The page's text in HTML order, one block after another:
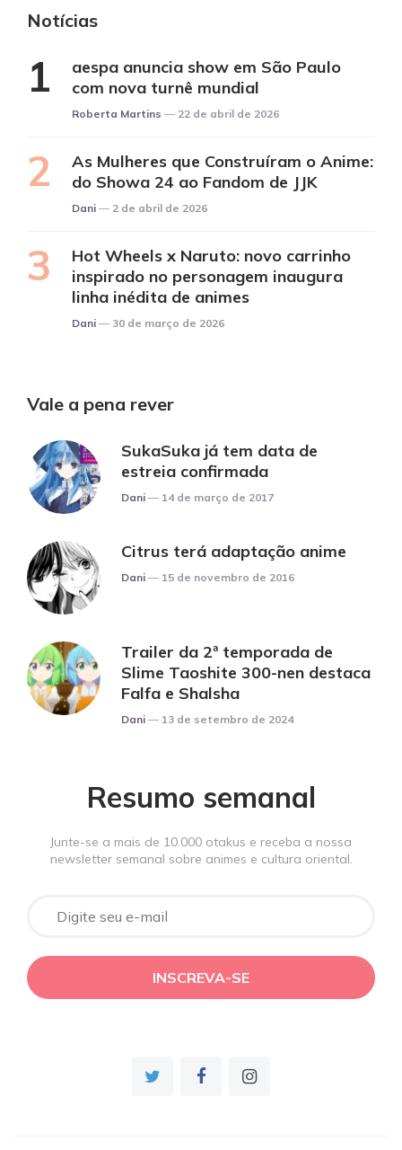
Notícias
aespa anuncia show em São Paulo
com nova turnê mundial
Posted
Roberta Martins 22 de abril de 2026
As Mulheres que Construíram o Anime:
do Showa 24 ao Fandom de JJK
Posted
Dani 2 de abril de 2026
Hot Wheels x Naruto: novo carrinho
inspirado no personagem inaugura
linha inédita de animes
Posted
Dani 30 de março de 2026
Vale a pena rever
SukaSuka já tem data de
estreia confirmada
Posted
Dani 14 de março de 2017
Citrus terá adaptação anime
Posted
Dani 15 de novembro de 2016
Trailer da 2ª temporada de
Slime Taoshite 300-nen destaca
Falfa e Shalsha
Posted
Dani 13 de setembro de 2024
Resumo semanal
Junte-se a mais de 10.000 otakus e receba a nossa
newsletter semanal sobre animes e cultura oriental.